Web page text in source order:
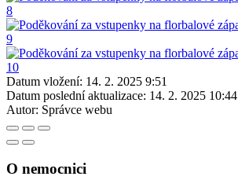
Datum vložení: 14. 2. 2025 9:51
Datum poslední aktualizace: 14. 2. 2025 10:44
Autor: Správce webu
O nemocnici